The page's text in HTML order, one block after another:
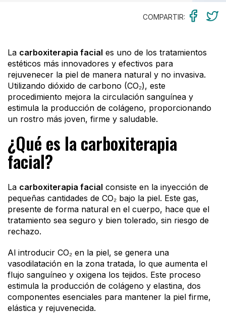
COMPARTIR:
La carboxiterapia facial es uno de los tratamientos
estéticos más innovadores y efectivos para
rejuvenecer la piel de manera natural y no invasiva.
Utilizando dióxido de carbono (CO₂), este
procedimiento mejora la circulación sanguínea y
estimula la producción de colágeno, proporcionando
un rostro más joven, firme y saludable.
¿Qué es la carboxiterapia
facial?
La carboxiterapia facial consiste en la inyección de
pequeñas cantidades de CO₂ bajo la piel. Este gas,
presente de forma natural en el cuerpo, hace que el
tratamiento sea seguro y bien tolerado, sin riesgo de
rechazo.
Al introducir CO₂ en la piel, se genera una
vasodilatación en la zona tratada, lo que aumenta el
flujo sanguíneo y oxigena los tejidos. Este proceso
estimula la producción de colágeno y elastina, dos
componentes esenciales para mantener la piel firme,
elástica y rejuvenecida.